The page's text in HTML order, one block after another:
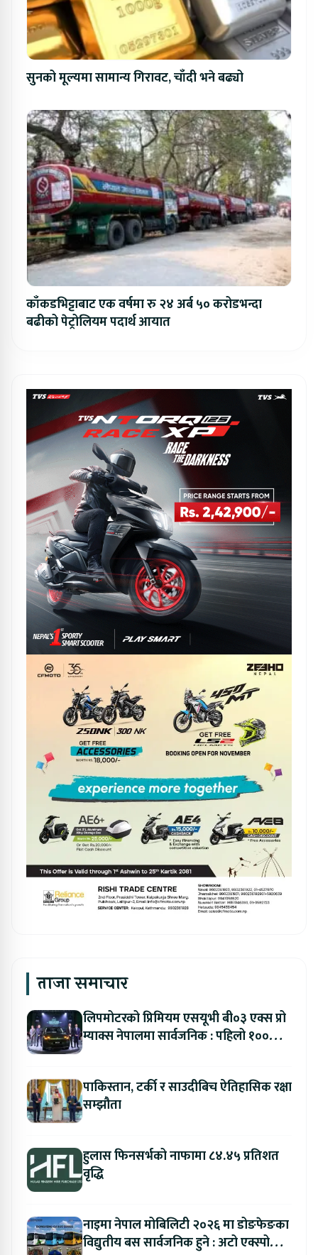
सुनको मूल्यमा सामान्य गिरावट, चाँदी भने बढ्यो
काँकडभिट्टाबाट एक वर्षमा रु २४ अर्ब ५० करोडभन्दा
बढीको पेट्रोलियम पदार्थ आयात
ताजा समाचार
लिपमोटरको प्रिमियम एसयूभी बी०३ एक्स प्रो
म्याक्स नेपालमा सार्वजनिक : पहिलो १००
पाकिस्तान, टर्की र साउदीबिच ऐतिहासिक रक्षा
सम्झौता
हुलास फिनसर्भको नाफामा ८४.४५ प्रतिशत
वृद्धि
नाइमा नेपाल मोबिलिटी २०२६ मा डोङफेङका
विद्युतीय बस सार्वजनिक हुने : अटो एक्स्पोमा